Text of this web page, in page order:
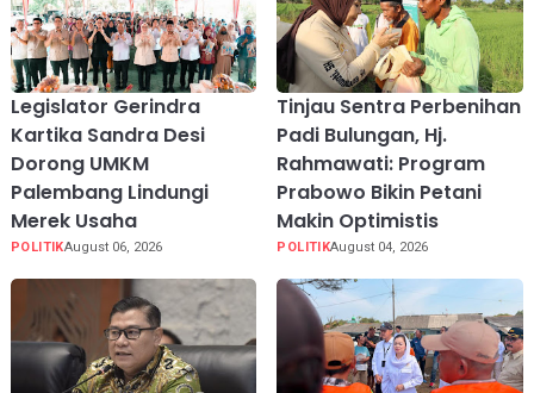
Legislator Gerindra
Kartika Sandra Desi
Dorong UMKM
Palembang Lindungi
Merek Usaha
POLITIKAugust 06, 2026
Tinjau Sentra Perbenihan
Padi Bulungan, Hj.
Rahmawati: Program
Prabowo Bikin Petani
Makin Optimistis
POLITIKAugust 04, 2026